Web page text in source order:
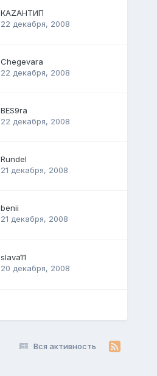
КАZАНТИП
22 декабря, 2008
Chegevara
22 декабря, 2008
BES9ra
22 декабря, 2008
Rundel
21 декабря, 2008
benii
21 декабря, 2008
slava11
20 декабря, 2008
Вся активность